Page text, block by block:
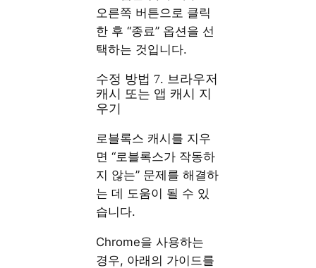
오른쪽 버튼으로 클릭
한 후 “종료” 옵션을 선
택하는 것입니다.
수정 방법 7. 브라우저
캐시 또는 앱 캐시 지
우기
로블록스 캐시를 지우
면 “로블록스가 작동하
지 않는” 문제를 해결하
는 데 도움이 될 수 있
습니다.
Chrome을 사용하는
경우, 아래의 가이드를